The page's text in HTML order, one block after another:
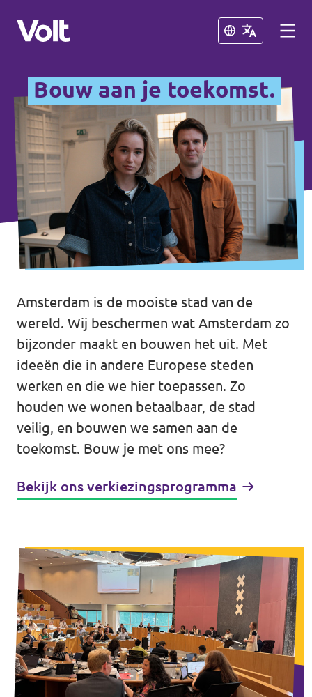
Sluiten
Kies een taal
Nederlands
Volt afdelingen dichtbij
Volt Nederland
↗️ Overzicht alle Nederlandse afdelingen
Sluiten
Standpunten
Over Volt
Mensen
Nieuws
Agenda
Verkiezingsprogramma
Word lid
Wat we doen
Doe mee
Vacatures
Bouw aan je toekomst.
Amsterdam is de mooiste stad van de
wereld. Wij beschermen wat Amsterdam zo
bijzonder maakt en bouwen het uit. Met
ideeën die in andere Europese steden
werken en die we hier toepassen. Zo
houden we wonen betaalbaar, de stad
veilig, en bouwen we samen aan de
toekomst. Bouw je met ons mee?
Bekijk ons verkiezingsprogramma